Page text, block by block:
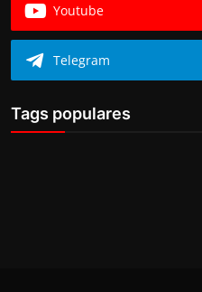
Youtube
Telegram
Tags populares